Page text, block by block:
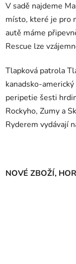
V sadě najdeme
místo, které je pro
autě máme
Rescue lze
Tlapková patrola
kanadsko-
peripetie šesti
Rockyho, Zumy a
Ryderem vydávají
NOVÉ ZBOŽÍ,